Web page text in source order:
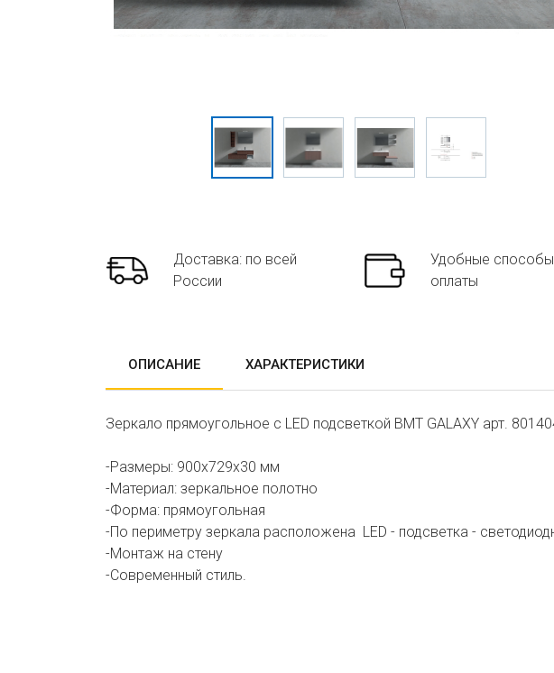
Доставка: по всей
России
Удобные способы
оплаты
ОПИСАНИЕ ХАРАКТЕРИСТИКИ
Зеркало прямоугольное с LED подсветкой BMT GALAXY арт.
-Размеры: 900х729х30 мм
-Материал: зеркальное полотно
-Форма: прямоугольная
-По периметру зеркала расположена LED - подсветка -
-Монтаж на стену
-Современный стиль.